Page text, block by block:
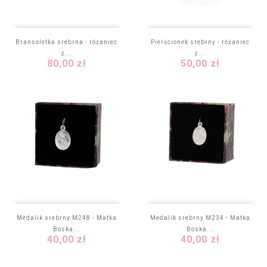
Bransoletka srebrna - różaniec
z...
Cena
80,00 zł
Pierścionek srebrny - różaniec
z...
Cena
50,00 zł
Medalik srebrny M248 - Matka
Boska...
Cena
40,00 zł
Medalik srebrny M234 - Matka
Boska...
Cena
40,00 zł